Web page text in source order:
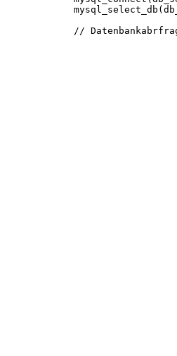
//
$sql =
FROM
LEFT JOIN
INNER JOIN
INNER JOIN